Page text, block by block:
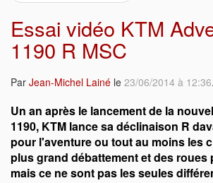
Essai vidéo KTM
1190 R MSC
Par Jean-Michel Lainé le 23/06/2014 à 12:36.
Un an après le lancement de la
1190, KTM lance sa déclinaison R
pour l'aventure ou tout au moins les
plus grand débattement et des roues
mais ce ne sont pas les seules